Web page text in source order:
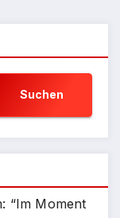
Suchen
“Im Moment